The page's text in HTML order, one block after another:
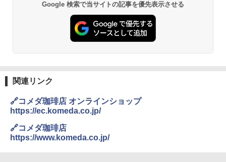
【公式】ブタメン とんこつ味 35g×15個
| 業務用 夜食 カップラーメン ミニカップ
麺 小腹 インスタント アウトドアにも ロ
ーリングストック 大人買い おやつカン
パニー
3
カップヌードル カップヌードルPRO シ
ーフードヌードル 高たんぱく&低糖質 さ
らに塩分控えめ 78g×12個
シャープ 過熱水蒸気 オーブンレンジ 23
L 1段調理 ブラック RE-WF232-B シンプ
ル操作 コンパクト 一人暮らし 二人暮ら
ーム調理 フラットテーブル トースト機
Google 検索で当サイトの記事を優先表示させる
関連リンク
🔗コメダ珈琲店 オンラインショップ
https://ec.komeda.co.jp/
🔗コメダ珈琲店
https://www.komeda.co.jp/